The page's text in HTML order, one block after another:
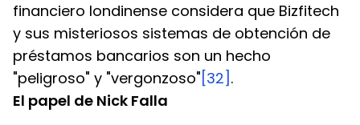
financiero londinense considera que Bizfitech
y sus misteriosos sistemas de obtención de
préstamos bancarios son un hecho
"peligroso" y "vergonzoso" [32] .
El papel de Nick Falla